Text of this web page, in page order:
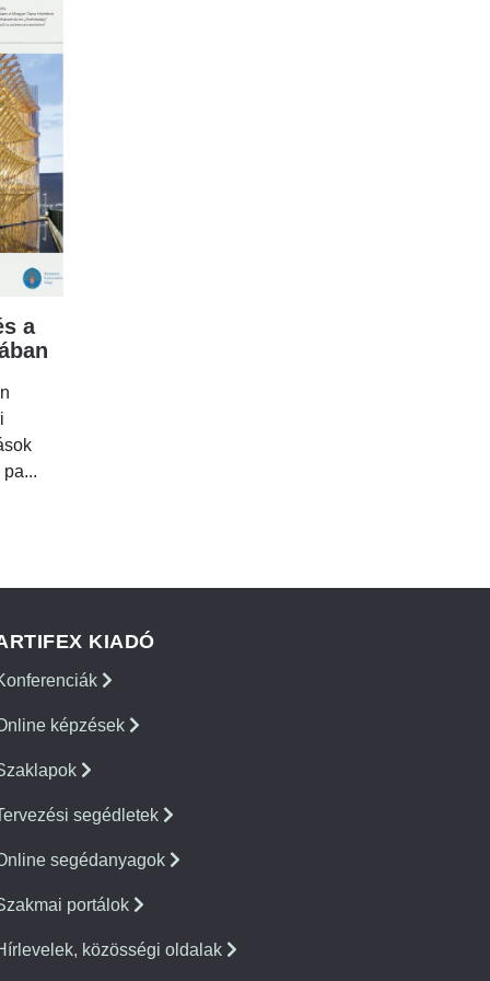
a
KIADÓ
képzések
segédletek
segédanyagok
portálok
közösségi oldalak